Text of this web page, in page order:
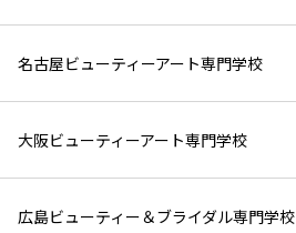
名古屋ビューティーアート専門学校
大阪ビューティーアート専門学校
広島ビューティー＆ブライダル専門学校